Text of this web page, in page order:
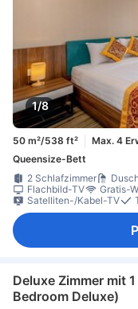
1/8
50 m²/538 ft² Max. 4
Queensize-Bett
2 Schlafzimmer
Flachbild-TV
Gratis-
Satelliten-/Kabel-TV
Deluxe Zimmer mit
Bedroom Deluxe)